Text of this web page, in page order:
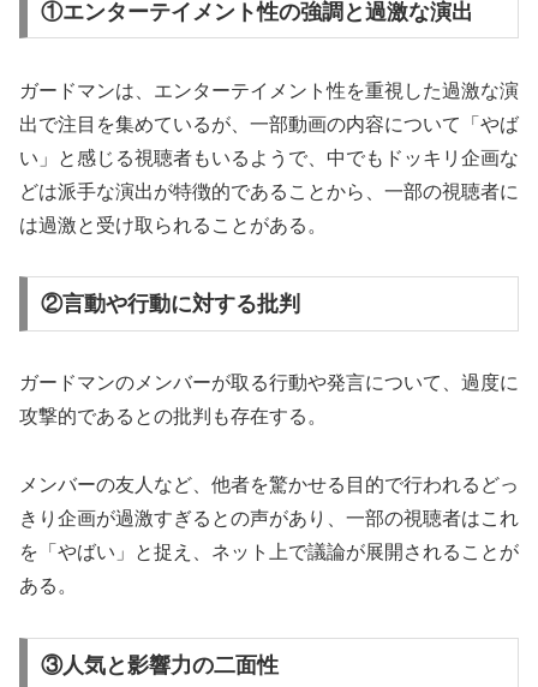
①エンターテイメント性の強調と過激な演出
ガードマンは、エンターテイメント性を重視した過激な演
出で注目を集めているが、一部動画の内容について「やば
い」と感じる視聴者もいるようで、中でもドッキリ企画な
どは派手な演出が特徴的であることから、一部の視聴者に
は過激と受け取られることがある。
②言動や行動に対する批判
ガードマンのメンバーが取る行動や発言について、過度に
攻撃的であるとの批判も存在する。
メンバーの友人など、他者を驚かせる目的で行われるどっ
きり企画が過激すぎるとの声があり、一部の視聴者はこれ
を「やばい」と捉え、ネット上で議論が展開されることが
ある。
③人気と影響力の二面性